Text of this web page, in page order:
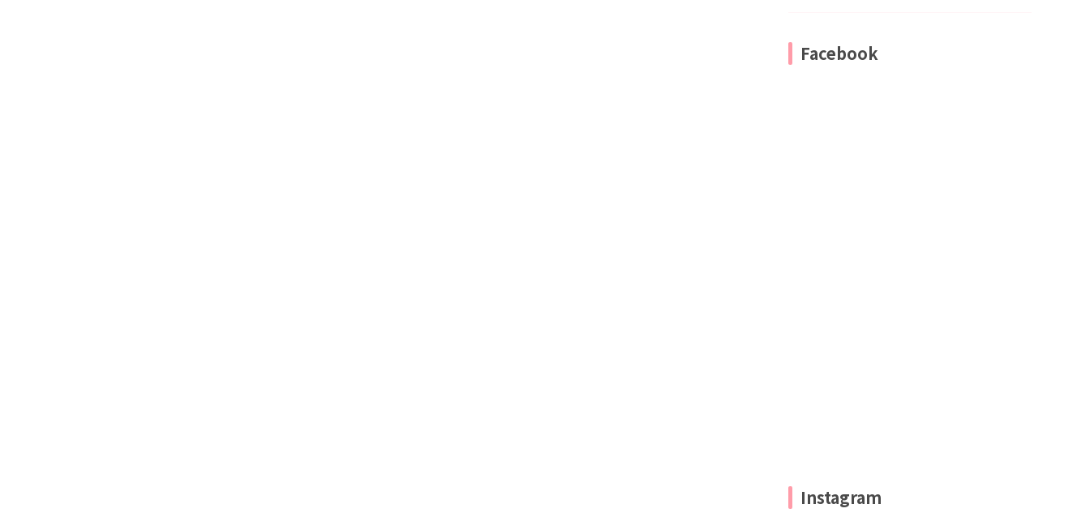
Facebook
Instagram